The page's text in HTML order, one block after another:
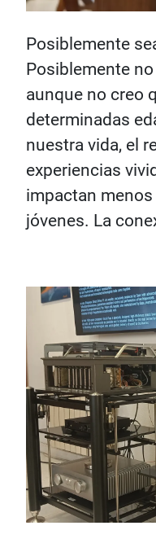
Posiblemente
Posiblemente
aunque no creo
determinadas
nuestra vida, el
experiencias
impactan
jóvenes. La